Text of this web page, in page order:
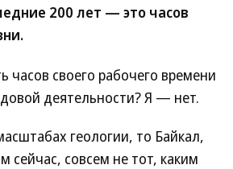
200 лет — это часов
часов своего рабочего времени
деятельности? Я — нет.
геологии, то Байкал,
сейчас, совсем не тот, каким